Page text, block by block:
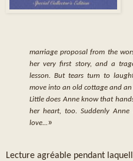
marriage proposal from the
her very first story, and a
lesson. But tears turn to
move into an old cottage and
Little does Anne know that
her heart, too. Suddenly
love... »
Lecture agréable pendant